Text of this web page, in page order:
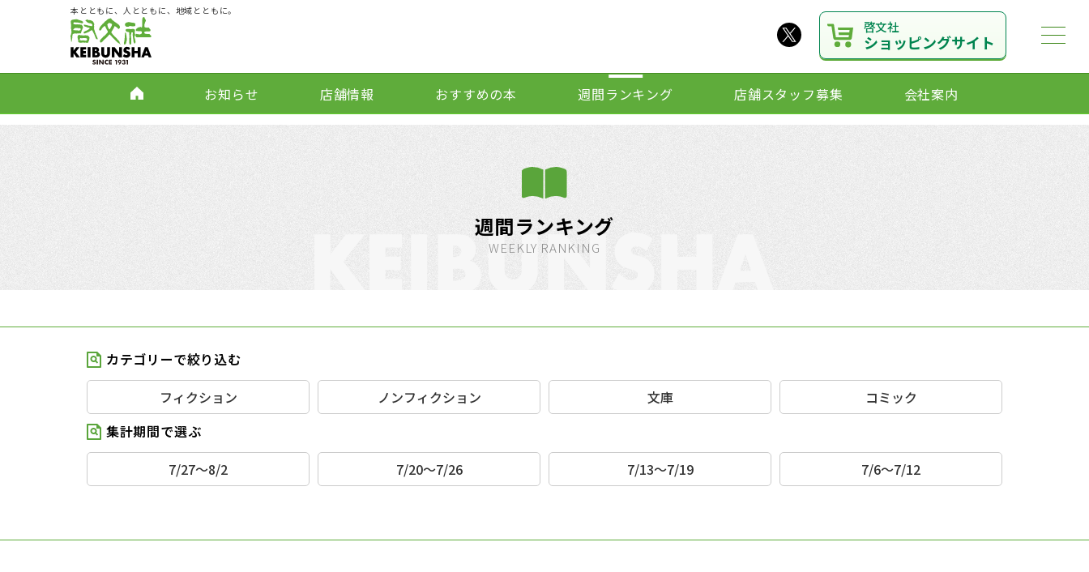
本とともに、人とともに、地域とともに。
啓文社
ショッピングサイト
お知らせ 店舗情報 おすすめの本 週間ランキング 店舗スタッフ募集 会社案内
週間ランキング
WEEKLY RANKING
カテゴリーで絞り込む
フィクション
ノンフィクション 文庫
コミック
集計期間で選ぶ
7/27～8/2
7/20～7/26 7/13～7/19 7/6～7/12